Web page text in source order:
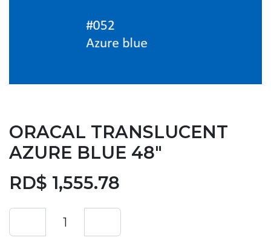
ORACAL TRANSLUCENT
AZURE BLUE 48"
RD$ 1,555.78